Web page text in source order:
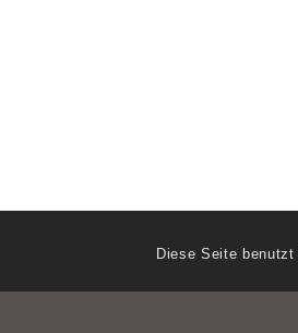
Diese Seite